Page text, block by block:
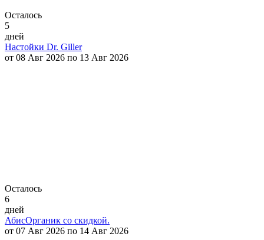
Осталось
5
дней
Настойки Dr. Giller
от 08 Авг 2026 по 13 Авг 2026
Осталось
6
дней
АбисОрганик со скидкой.
от 07 Авг 2026 по 14 Авг 2026